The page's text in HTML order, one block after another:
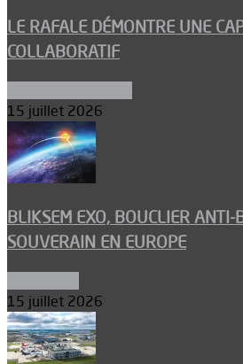
LE RAFALE DÉMONTRE UNE
COLLABORATIF
15 juillet 2026
BLIKSEM EXO, BOUCLIER ANTI-
SOUVERAIN EN EUROPE
15 juillet 2026